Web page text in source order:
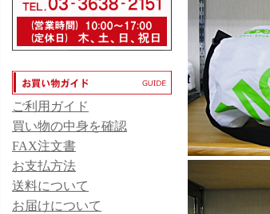
ご利用ガイド
買い物の中身を確認
FAX注文書
お支払方法
送料について
お届けについて